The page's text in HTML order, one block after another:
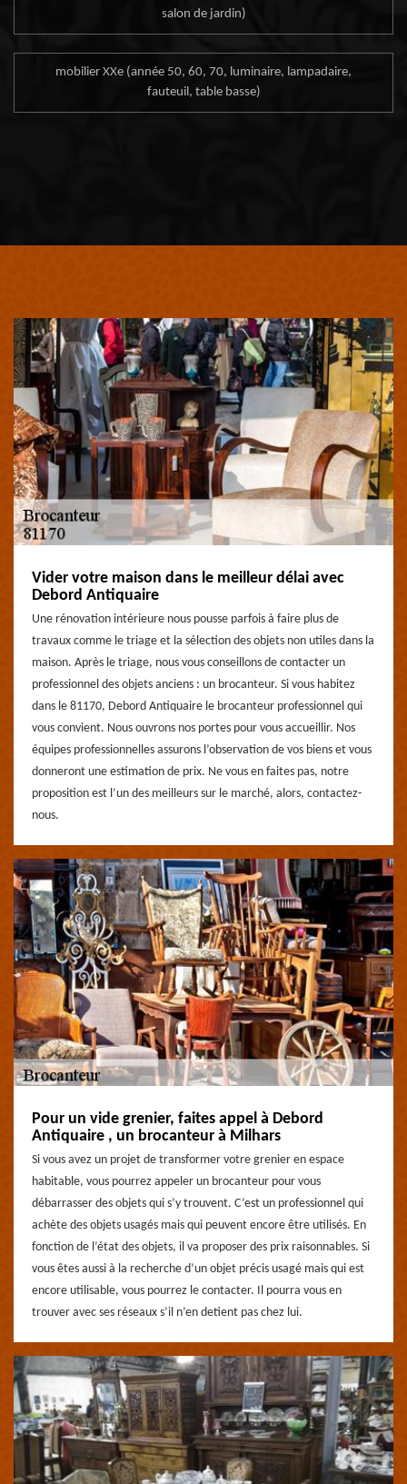
salon de jardin)
mobilier XXe (année 50, 60, 70, luminaire, lampadaire,
fauteuil, table basse)
Vider votre maison dans le meilleur délai avec
Debord Antiquaire
Une rénovation intérieure nous pousse parfois à faire plus de
travaux comme le triage et la sélection des objets non utiles dans la
maison. Après le triage, nous vous conseillons de contacter un
professionnel des objets anciens : un brocanteur. Si vous habitez
dans le 81170, Debord Antiquaire le brocanteur professionnel qui
vous convient. Nous ouvrons nos portes pour vous accueillir. Nos
équipes professionnelles assurons l’observation de vos biens et vous
donneront une estimation de prix. Ne vous en faites pas, notre
proposition est l’un des meilleurs sur le marché, alors, contactez-
nous.
Pour un vide grenier, faites appel à Debord
Antiquaire , un brocanteur à Milhars
Si vous avez un projet de transformer votre grenier en espace
habitable, vous pourrez appeler un brocanteur pour vous
débarrasser des objets qui s’y trouvent. C’est un professionnel qui
achète des objets usagés mais qui peuvent encore être utilisés. En
fonction de l’état des objets, il va proposer des prix raisonnables. Si
vous êtes aussi à la recherche d’un objet précis usagé mais qui est
encore utilisable, vous pourrez le contacter. Il pourra vous en
trouver avec ses réseaux s’il n’en detient pas chez lui.